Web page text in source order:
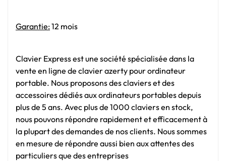
Garantie:12 mois
Clavier Express est une société spécialisée dans la
vente en ligne de clavier azerty pour ordinateur
portable. Nous proposons des claviers et des
accessoires dédiés aux ordinateurs portables depuis
plus de 5 ans. Avec plus de 1000 claviers en stock,
nous pouvons répondre rapidement et efficacement à
la plupart des demandes de nos clients. Nous sommes
en mesure de répondre aussi bien aux attentes des
particuliers que des entreprises